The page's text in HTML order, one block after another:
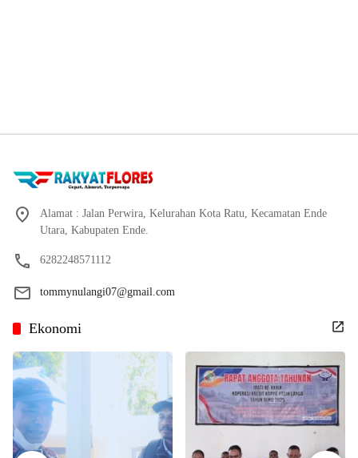
Alamat : Jalan Perwira, Kelurahan Kota Ratu, Kecamatan Ende
Utara, Kabupaten Ende.
6282248571112
tommynulangi07@gmail.com
Ekonomi